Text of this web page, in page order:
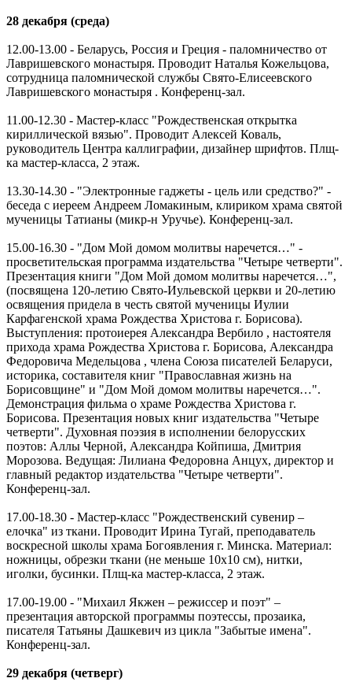
28 декабря (среда)
12.00-13.00 - Беларусь, Россия и Греция - паломничество от
Лавришевского монастыря. Проводит Наталья Кожельцова,
сотрудница паломнической службы Свято-Елисеевского
Лавришевского монастыря . Конференц-зал.
11.00-12.30 - Мастер-класс "Рождественская открытка
кириллической вязью". Проводит Алексей Коваль,
руководитель Центра каллиграфии, дизайнер шрифтов. Плщ-
ка мастер-класса, 2 этаж.
13.30-14.30 - "Электронные гаджеты - цель или средство?" -
беседа с иереем Андреем Ломакиным, клириком храма святой
мученицы Татианы (микр-н Уручье). Конференц-зал.
15.00-16.30 - "Дом Мой домом молитвы наречется…" -
просветительская программа издательства "Четыре четверти".
Презентация книги "Дом Мой домом молитвы наречется…",
(посвящена 120-летию Свято-Иульевской церкви и 20-летию
освящения придела в честь святой мученицы Иулии
Карфагенской храма Рождества Христова г. Борисова).
Выступления: протоиерея Александра Вербило , настоятеля
прихода храма Рождества Христова г. Борисова, Александра
Федоровича Медельцова , члена Союза писателей Беларуси,
историка, составителя книг "Православная жизнь на
Борисовщине" и "Дом Мой домом молитвы наречется…".
Демонстрация фильма о храме Рождества Христова г.
Борисова. Презентация новых книг издательства "Четыре
четверти". Духовная поэзия в исполнении белорусских
поэтов: Аллы Черной, Александра Койпиша, Дмитрия
Морозова. Ведущая: Лилиана Федоровна Анцух, директор и
главный редактор издательства "Четыре четверти".
Конференц-зал.
17.00-18.30 - Мастер-класс "Рождественский сувенир –
елочка" из ткани. Проводит Ирина Тугай, преподаватель
воскресной школы храма Богоявления г. Минска. Материал:
ножницы, обрезки ткани (не меньше 10х10 см), нитки,
иголки, бусинки. Плщ-ка мастер-класса, 2 этаж.
17.00-19.00 - "Михаил Якжен – режиссер и поэт" –
презентация авторской программы поэтессы, прозаика,
писателя Татьяны Дашкевич из цикла "Забытые имена".
Конференц-зал.
29 декабря (четверг)